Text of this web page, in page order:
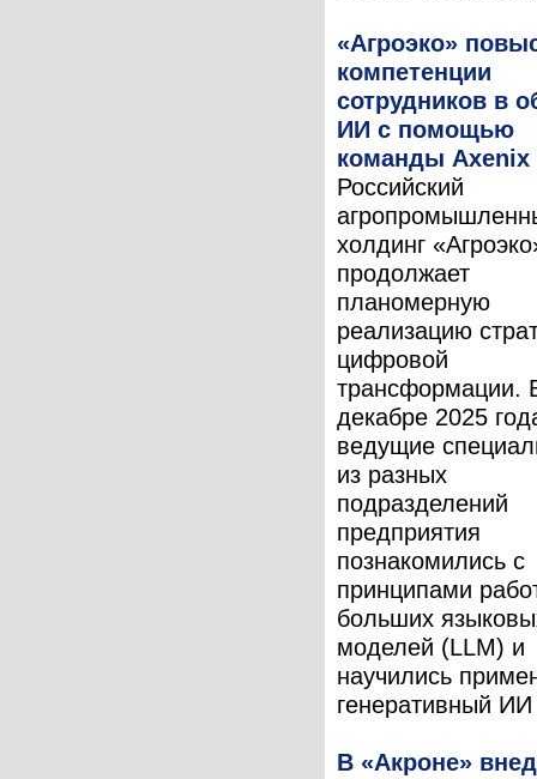
«Агроэко»
компетенции
сотрудников в
ИИ с помощью
команды Axenix
Российский
холдинг
продолжает
планомерную
реализацию
цифровой
трансформации.
декабре 2025
ведущие
из разных
подразделений
предприятия
познакомились с
принципами
больших
моделей (LLM) и
научились
генеративный
В «Акроне»